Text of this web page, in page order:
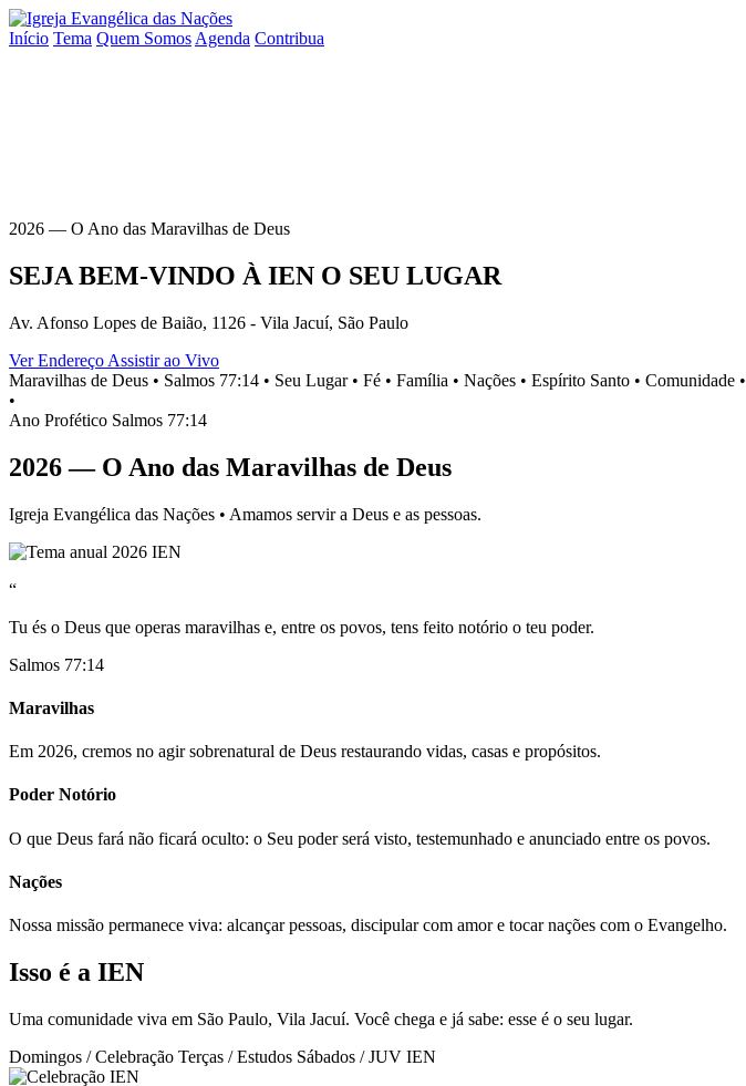
Início Tema Quem Somos Agenda Contribua
2026 — O Ano das Maravilhas de Deus
SEJA BEM-VINDO À IEN O SEU LUGAR
Av. Afonso Lopes de Baião, 1126 - Vila Jacuí, São Paulo
Ver Endereço Assistir ao Vivo
Maravilhas de Deus • Salmos 77:14 • Seu Lugar • Fé • Família • Nações • Espírito Santo • Comunidade •
•
Ano Profético Salmos 77:14
2026 — O Ano das Maravilhas de Deus
Igreja Evangélica das Nações • Amamos servir a Deus e as pessoas.
“
Tu és o Deus que operas maravilhas e, entre os povos, tens feito notório o teu poder.
Salmos 77:14
Maravilhas
Em 2026, cremos no agir sobrenatural de Deus restaurando vidas, casas e propósitos.
Poder Notório
O que Deus fará não ficará oculto: o Seu poder será visto, testemunhado e anunciado entre os povos.
Nações
Nossa missão permanece viva: alcançar pessoas, discipular com amor e tocar nações com o Evangelho.
Isso é a IEN
Uma comunidade viva em São Paulo, Vila Jacuí. Você chega e já sabe: esse é o seu lugar.
Domingos / Celebração Terças / Estudos Sábados / JUV IEN